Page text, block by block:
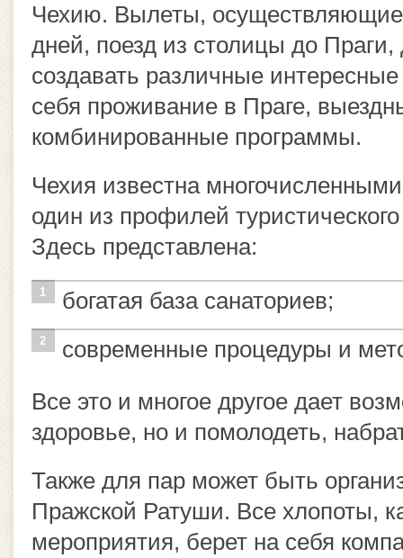
Чехию. Вылеты,
дней, поезд из столицы до
создавать различные
себя проживание в Праге,
комбинированные программы.
Чехия известна
один из профилей
Здесь представлена:
богатая база санаториев;
современные процедуры и
Все это и многое другое дает
здоровье, но и помолодеть,
Также для пар может быть
Пражской Ратуши. Все хлопоты,
мероприятия, берет на себя